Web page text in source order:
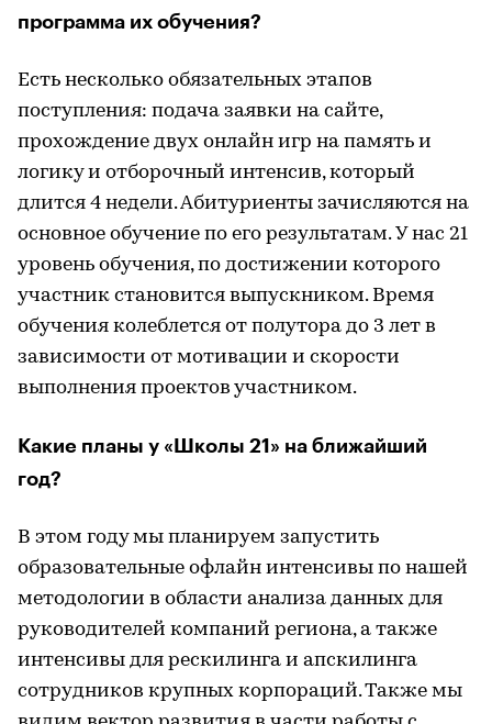
программа их обучения?
Есть несколько обязательных этапов
поступления: подача заявки на сайте,
прохождение двух онлайн игр на память и
логику и отборочный интенсив, который
длится 4 недели. Абитуриенты зачисляются на
основное обучение по его результатам. У нас 21
уровень обучения, по достижении которого
участник становится выпускником. Время
обучения колеблется от полутора до 3 лет в
зависимости от мотивации и скорости
выполнения проектов участником.
Какие планы у «Школы 21» на ближайший
год?
В этом году мы планируем запустить
образовательные офлайн интенсивы по нашей
методологии в области анализа данных для
руководителей компаний региона, а также
интенсивы для рескилинга и апскилинга
сотрудников крупных корпораций. Также мы